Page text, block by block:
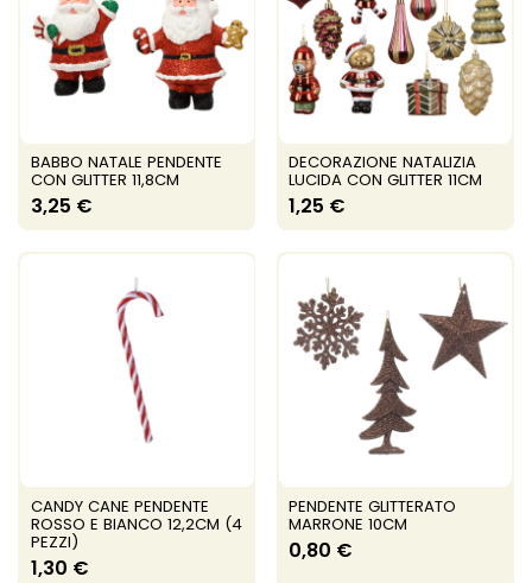
BABBO NATALE PENDENTE
CON GLITTER 11,8CM
3,25 €
DECORAZIONE NATALIZIA
LUCIDA CON GLITTER 11CM
1,25 €
CANDY CANE PENDENTE
ROSSO E BIANCO 12,2CM (4
PEZZI)
1,30 €
PENDENTE GLITTERATO
MARRONE 10CM
0,80 €